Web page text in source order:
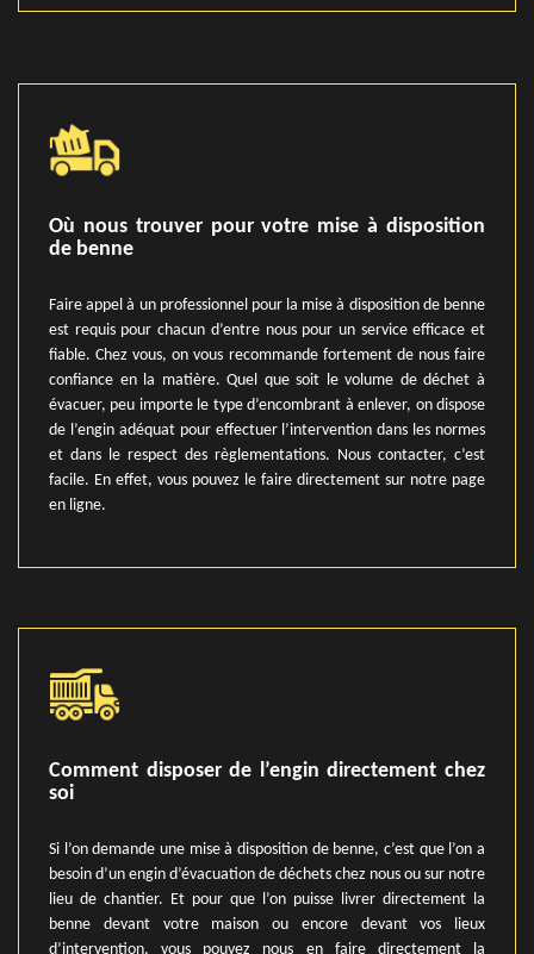
Où nous trouver pour votre mise à disposition
de benne
Faire appel à un professionnel pour la mise à disposition de benne
est requis pour chacun d’entre nous pour un service efficace et
fiable. Chez vous, on vous recommande fortement de nous faire
confiance en la matière. Quel que soit le volume de déchet à
évacuer, peu importe le type d’encombrant à enlever, on dispose
de l’engin adéquat pour effectuer l’intervention dans les normes
et dans le respect des règlementations. Nous contacter, c’est
facile. En effet, vous pouvez le faire directement sur notre page
en ligne.
Comment disposer de l’engin directement chez
soi
Si l’on demande une mise à disposition de benne, c’est que l’on a
besoin d’un engin d’évacuation de déchets chez nous ou sur notre
lieu de chantier. Et pour que l’on puisse livrer directement la
benne devant votre maison ou encore devant vos lieux
d’intervention, vous pouvez nous en faire directement la